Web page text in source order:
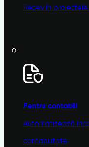
Recev în
Pentru contabili
Automatizează
contabilitate.